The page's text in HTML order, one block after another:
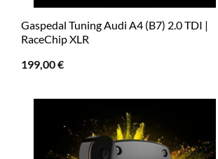
Gaspedal Tuning Audi A4 (B7) 2.0 TDI |
RaceChip XLR
199,00€